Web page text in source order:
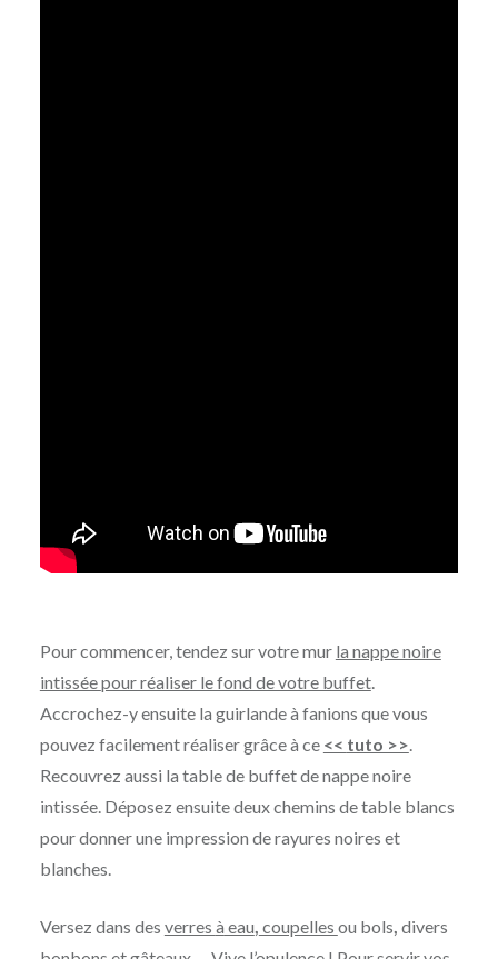
Pour commencer, tendez sur votre mur la nappe noire
intisséepour réaliser le fond de votre buffet.
Accrochez-y ensuite la guirlande à fanions que vous
pouvez facilement réaliser grâce à ce << tuto >>.
Recouvrez aussi la table de buffet de nappe noire
intissée. Déposez ensuite deux chemins de table blancs
pour donner une impression de rayures noires et
blanches.
Versez dans des verres à eau, coupelles ou bols, divers